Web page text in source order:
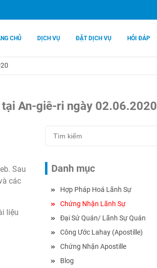
CHỦ DỊCH VỤ ĐẶT DỊCH VỤ HỎI ĐÁP
An-giê-ri ngày 02.06.2020
Sau
các
liệu
Danh mục
Hợp Pháp Hoá Lãnh Sự
Chứng Nhận Lãnh Sự
Đại Sứ Quán/ Lãnh Sự Quán
Công Ước Lahay (Apostille)
Chứng Nhận Apostille
Blog